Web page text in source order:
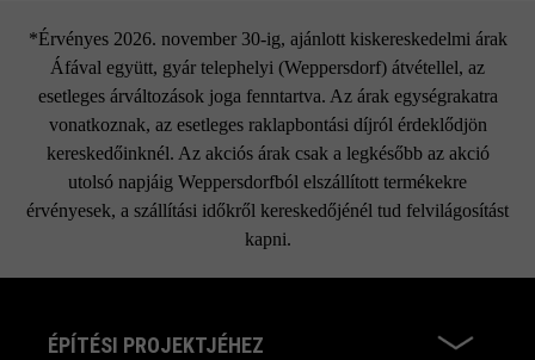
*Érvényes 2026. november 30-ig, ajánlott kiskereskedelmi árak
Áfával együtt, gyár telephelyi (Weppersdorf) átvétellel, az
esetleges árváltozások joga fenntartva. Az árak egységrakatra
vonatkoznak, az esetleges raklapbontási díjról érdeklődjön
kereskedőinknél. Az akciós árak csak a legkésőbb az akció
utolsó napjáig Weppersdorfból elszállított termékekre
érvényesek, a szállítási időkről kereskedőjénél tud felvilágosítást
kapni.
ÉPÍTÉSI PROJEKTJÉHEZ